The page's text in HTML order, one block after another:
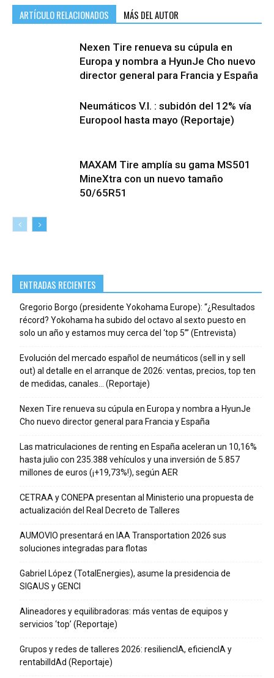
ARTÍCULO RELACIONADOS MÁS DEL AUTOR
Nexen Tire renueva su cúpula en
Europa y nombra a HyunJe Cho nuevo
director general para Francia y España
Neumáticos V.I. : subidón del 12% vía
Europool hasta mayo (Reportaje)
MAXAM Tire amplía su gama MS501
MineXtra con un nuevo tamaño
50/65R51
ENTRADAS RECIENTES
Gregorio Borgo (presidente Yokohama Europe): “¿Resultados
récord? Yokohama ha subido del octavo al sexto puesto en
solo un año y estamos muy cerca del ‘top 5’” (Entrevista)
Evolución del mercado español de neumáticos (sell in y sell
out) al detalle en el arranque de 2026: ventas, precios, top ten
de medidas, canales… (Reportaje)
Nexen Tire renueva su cúpula en Europa y nombra a HyunJe
Cho nuevo director general para Francia y España
Las matriculaciones de renting en España aceleran un 10,16%
hasta julio con 235.388 vehículos y una inversión de 5.857
millones de euros (¡+19,73%!), según AER
CETRAA y CONEPA presentan al Ministerio una propuesta de
actualización del Real Decreto de Talleres
AUMOVIO presentará en IAA Transportation 2026 sus
soluciones integradas para flotas
Gabriel López (TotalEnergies), asume la presidencia de
SIGAUS y GENCI
Alineadores y equilibradoras: más ventas de equipos y
servicios ‘top’ (Reportaje)
Grupos y redes de talleres 2026: resiliencIA, eficiencIA y
rentabilIdAd (Reportaje)